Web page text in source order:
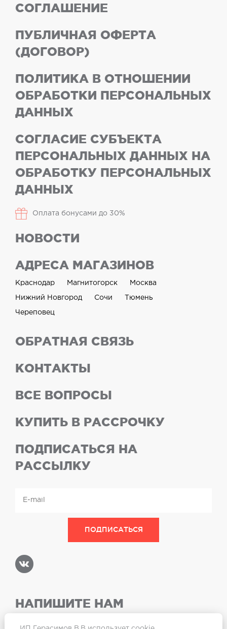
СОГЛАШЕНИЕ
ПУБЛИЧНАЯ ОФЕРТА
(ДОГОВОР)
ПОЛИТИКА В ОТНОШЕНИИ
ОБРАБОТКИ ПЕРСОНАЛЬНЫХ
ДАННЫХ
СОГЛАСИЕ СУБЪЕКТА
ПЕРСОНАЛЬНЫХ ДАННЫХ НА
ОБРАБОТКУ ПЕРСОНАЛЬНЫХ
ДАННЫХ
Оплата бонусами до 30%
НОВОСТИ
АДРЕСА МАГАЗИНОВ
Краснодар Магнитогорск Москва
Нижний Новгород Сочи Тюмень
Череповец
ОБРАТНАЯ СВЯЗЬ
КОНТАКТЫ
ВСЕ ВОПРОСЫ
КУПИТЬ В РАССРОЧКУ
ПОДПИСАТЬСЯ НА
РАССЫЛКУ
НАПИШИТЕ НАМ